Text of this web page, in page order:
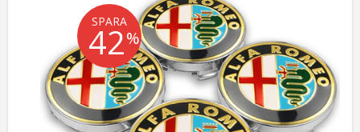
SPARA
42%